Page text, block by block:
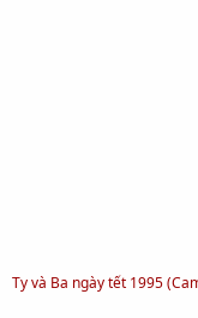
Ty và Ba ngày tết 1995